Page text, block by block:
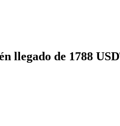
llegado de 1788